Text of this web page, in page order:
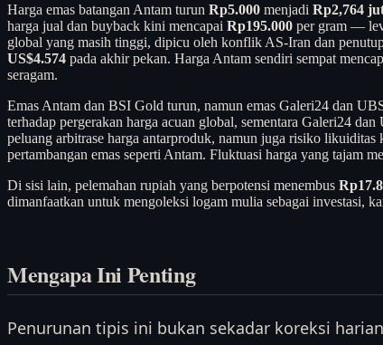
Harga emas batangan Antam turun Rp5.000 menjadi Rp2,764
harga jual dan buyback kini mencapai Rp195.000 per gram —
global yang masih tinggi, dipicu oleh konflik AS-Iran dan
US$4.574 pada akhir pekan. Harga Antam sendiri sempat
seragam.
Emas Antam dan BSI Gold turun, namun emas Galeri24 dan
terhadap pergerakan harga acuan global, sementara Galeri24
peluang arbitrase harga antarproduk, namun juga risiko
pertambangan emas seperti Antam. Fluktuasi harga yang tajam
Di sisi lain, pelemahan rupiah yang berpotensi menembus
dimanfaatkan untuk mengoleksi logam mulia sebagai investasi,
Mengapa Ini Penting
Penurunan tipis ini bukan sekadar koreksi